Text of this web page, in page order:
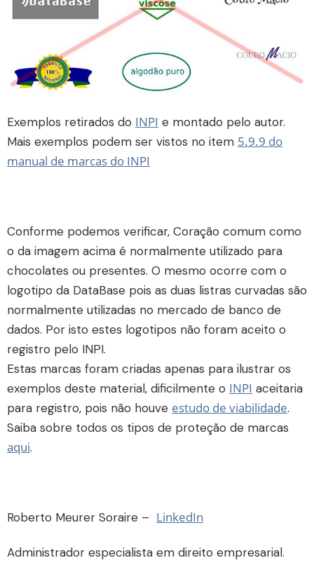
Exemplos retirados do INPI e montado pelo autor.
Mais exemplos podem ser vistos no item 5.9.9 do
manual de marcas do INPI
Conforme podemos verificar, Coração comum como
o da imagem acima é normalmente utilizado para
chocolates ou presentes. O mesmo ocorre com o
logotipo da DataBase pois as duas listras curvadas são
normalmente utilizadas no mercado de banco de
dados. Por isto estes logotipos não foram aceito o
registro pelo INPI.
Estas marcas foram criadas apenas para ilustrar os
exemplos deste material, dificilmente o INPI aceitaria
para registro, pois não houve estudo de viabilidade.
Saiba sobre todos os tipos de proteção de marcas
aqui.
Roberto Meurer Soraire – LinkedIn
Administrador especialista em direito empresarial.